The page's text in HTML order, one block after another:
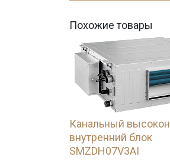
Похожие товары
Канальный
внутренний блок
SMZDH07V3AI